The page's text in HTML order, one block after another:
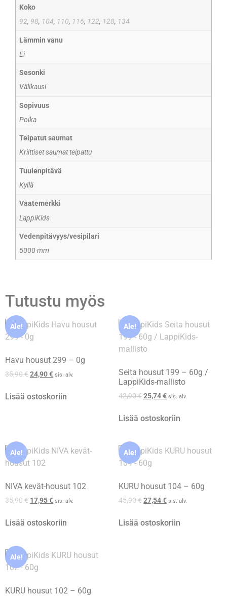
Koko
92, 98, 104, 110, 116, 122, 128, 134
Lämmin vanu
Ei
Sesonki
Välikausi
Sopivuus
Poika
Teipatut saumat
Kriittiset saumat teipattu
Tuulenpitävä
Kyllä
Vaatemerkki
LappiKids
Vedenpitävyys/vesipilari
5000 mm
Tutustu myös
Ale!
Havu housut 299 – 0g
35,90€24,90€ sis. alv.
Lisää ostoskoriin
Ale!
Seita housut 199 – 60g /
LappiKids-mallisto
42,90€25,74€ sis. alv.
Lisää ostoskoriin
Ale!
NIVA kevät-housut 102
35,90€ 17,95€ sis. alv.
Lisää ostoskoriin
Ale!
KURU housut 104 – 60g
45,90€27,54€ sis. alv.
Lisää ostoskoriin
Ale!
KURU housut 102 – 60g